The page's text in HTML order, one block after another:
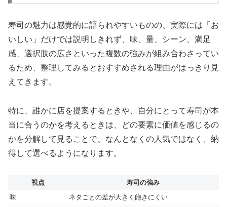
寿司の魅力は感覚的に語られやすいものの、実際には「お
いしい」だけでは説明しきれず、味、量、シーン、満足
感、選択肢の広さといった複数の強みが組み合わさってい
るため、整理してみるとおすすめされる理由がはっきり見
えてきます。
特に、誰かに店を提案するときや、自分にとって寿司が本
当に合うのかを考えるときは、どの要素に価値を感じるの
かを分解して見ることで、なんとなくの人気ではなく、納
得して選べるようになります。
視点
寿司の強み
味
ネタごとの差が大きく飽きにくい